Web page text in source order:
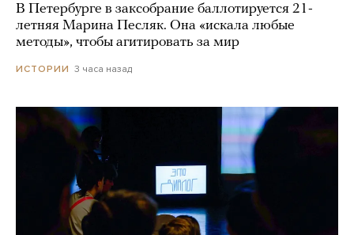
В Петербурге в заксобрание баллотируется 21-
летняя Марина Песляк. Она «искала любые
методы», чтобы агитировать за мир
ИСТОРИИ 3 часа назад